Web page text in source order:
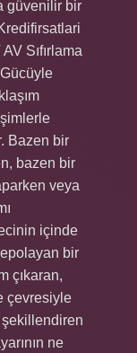
güvenilir bir
Sıfırlama
Bazen bir
bazen bir
veya
içinde
bir
çıkaran,
çevresiyle
ne